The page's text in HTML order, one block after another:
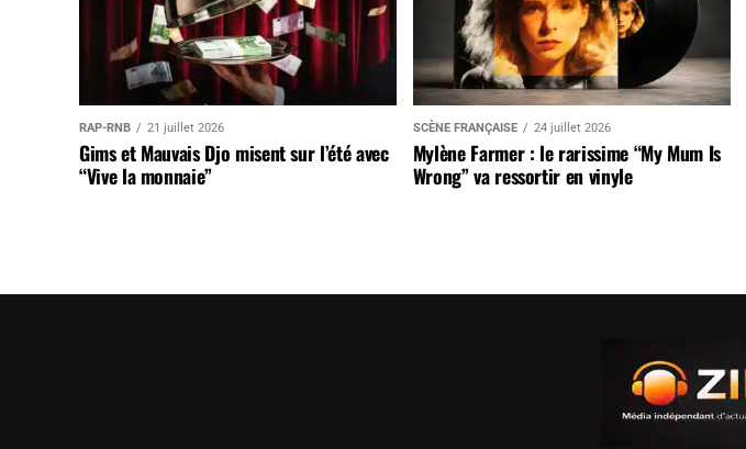
RAP-RNB 21 juillet 2026
Gims et Mauvais Djo misent sur l’été avec
“Vive la monnaie”
SCÈNE FRANÇAISE 24 juillet 2026
Mylène Farmer : le rarissime “My Mum Is
Wrong” va ressortir en vinyle